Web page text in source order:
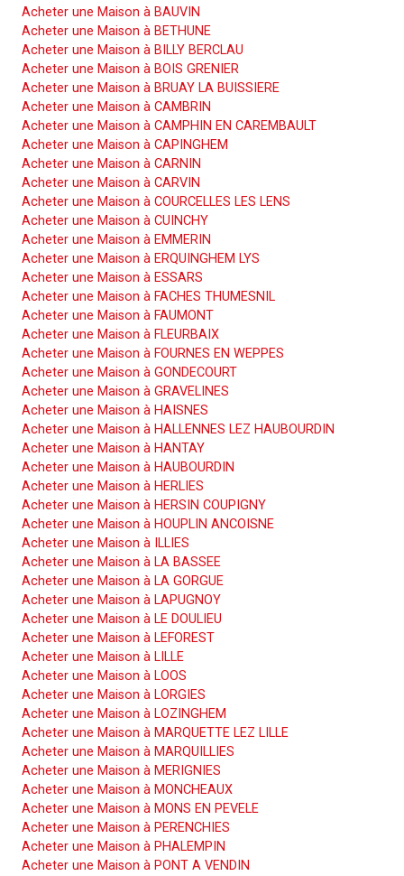
Acheter une Maison à BAUVIN
Acheter une Maison à BETHUNE
Acheter une Maison à BILLY BERCLAU
Acheter une Maison à BOIS GRENIER
Acheter une Maison à BRUAY LA BUISSIERE
Acheter une Maison à CAMBRIN
Acheter une Maison à CAMPHIN EN CAREMBAULT
Acheter une Maison à CAPINGHEM
Acheter une Maison à CARNIN
Acheter une Maison à CARVIN
Acheter une Maison à COURCELLES LES LENS
Acheter une Maison à CUINCHY
Acheter une Maison à EMMERIN
Acheter une Maison à ERQUINGHEM LYS
Acheter une Maison à ESSARS
Acheter une Maison à FACHES THUMESNIL
Acheter une Maison à FAUMONT
Acheter une Maison à FLEURBAIX
Acheter une Maison à FOURNES EN WEPPES
Acheter une Maison à GONDECOURT
Acheter une Maison à GRAVELINES
Acheter une Maison à HAISNES
Acheter une Maison à HALLENNES LEZ HAUBOURDIN
Acheter une Maison à HANTAY
Acheter une Maison à HAUBOURDIN
Acheter une Maison à HERLIES
Acheter une Maison à HERSIN COUPIGNY
Acheter une Maison à HOUPLIN ANCOISNE
Acheter une Maison à ILLIES
Acheter une Maison à LA BASSEE
Acheter une Maison à LA GORGUE
Acheter une Maison à LAPUGNOY
Acheter une Maison à LE DOULIEU
Acheter une Maison à LEFOREST
Acheter une Maison à LILLE
Acheter une Maison à LOOS
Acheter une Maison à LORGIES
Acheter une Maison à LOZINGHEM
Acheter une Maison à MARQUETTE LEZ LILLE
Acheter une Maison à MARQUILLIES
Acheter une Maison à MERIGNIES
Acheter une Maison à MONCHEAUX
Acheter une Maison à MONS EN PEVELE
Acheter une Maison à PERENCHIES
Acheter une Maison à PHALEMPIN
Acheter une Maison à PONT A VENDIN